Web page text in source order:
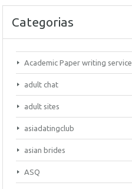
Categorias
Academic Paper writing service
adult chat
adult sites
asiadatingclub
asian brides
ASQ